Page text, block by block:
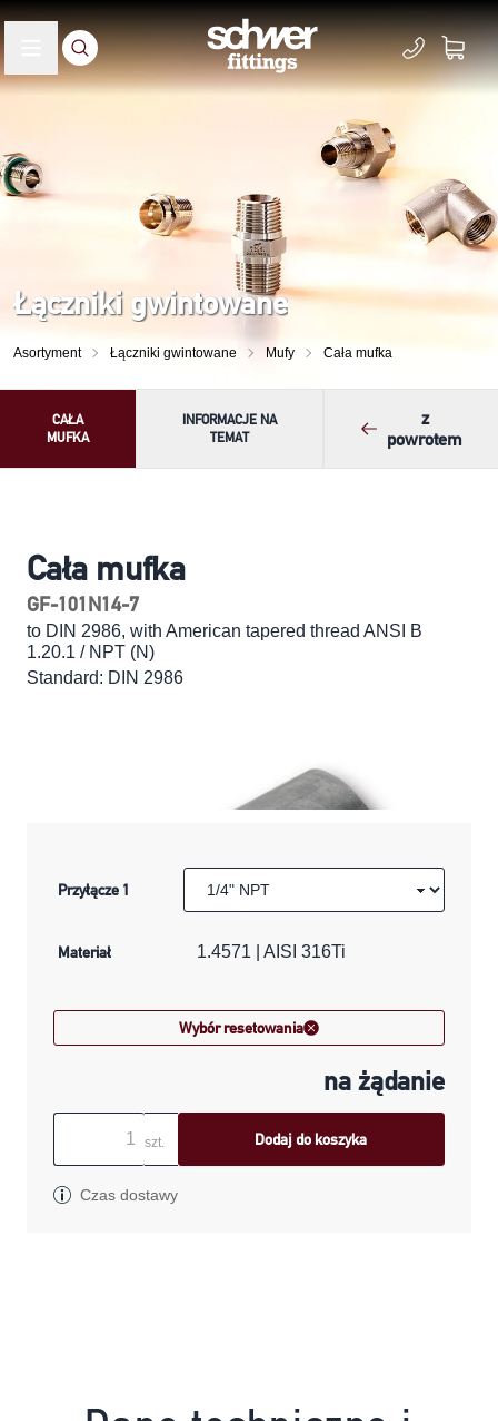
Łączniki gwintowane
Asortyment Łączniki gwintowane Mufy Cała mufka
CAŁA
MUFKA
INFORMACJE NA
TEMAT
z
powrotem
Cała mufka
GF-101N14-7
to DIN 2986, with American tapered thread ANSI B
1.20.1 / NPT (N)
Standard: DIN 2986
Przyłącze 1
Materiał 1.4571 | AISI 316Ti
Wybór resetowania
na żądanie
szt. Dodaj do koszyka
Czas dostawy